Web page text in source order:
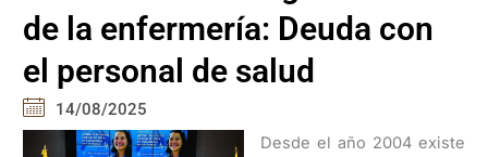
de la enfermería: Deuda con
el personal de salud
14/08/2025
Desde el año 2004 existe